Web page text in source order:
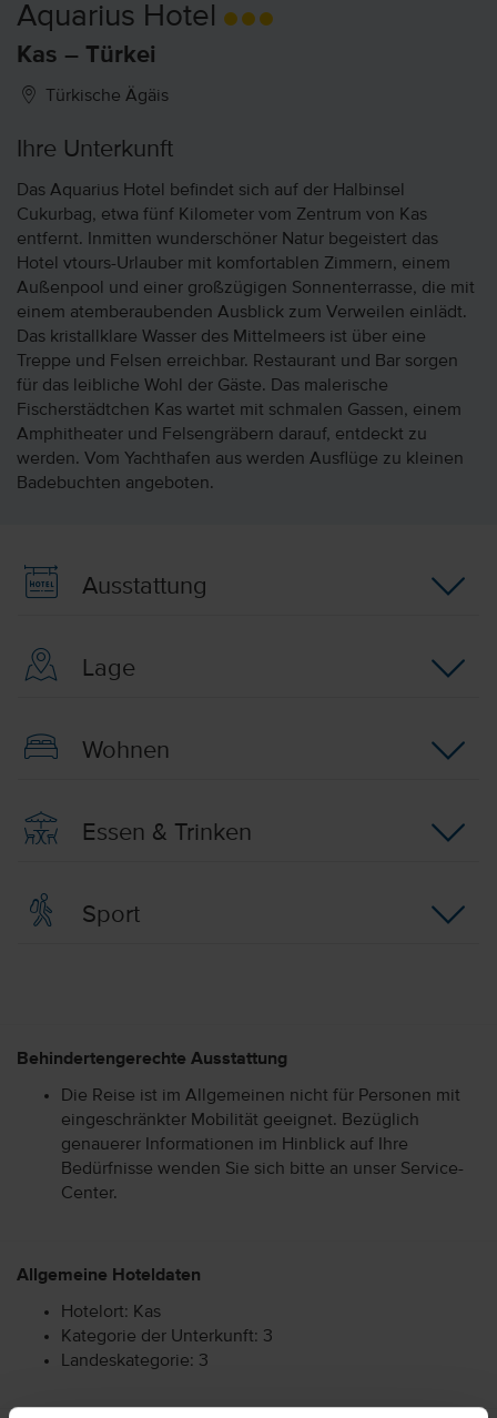
Aquarius Hotel
Kas – Türkei
Türkische Ägäis
Ihre Unterkunft
Das Aquarius Hotel befindet sich auf der Halbinsel
Cukurbag, etwa fünf Kilometer vom Zentrum von Kas
entfernt. Inmitten wunderschöner Natur begeistert das
Hotel vtours-Urlauber mit komfortablen Zimmern, einem
Außenpool und einer großzügigen Sonnenterrasse, die mit
einem atemberaubenden Ausblick zum Verweilen einlädt.
Das kristallklare Wasser des Mittelmeers ist über eine
Treppe und Felsen erreichbar. Restaurant und Bar sorgen
für das leibliche Wohl der Gäste. Das malerische
Fischerstädtchen Kas wartet mit schmalen Gassen, einem
Amphitheater und Felsengräbern darauf, entdeckt zu
werden. Vom Yachthafen aus werden Ausflüge zu kleinen
Badebuchten angeboten.
Ausstattung
Lage
Wohnen
Essen & Trinken
Sport
Behindertengerechte Ausstattung
Die Reise ist im Allgemeinen nicht für Personen mit
eingeschränkter Mobilität geeignet. Bezüglich
genauerer Informationen im Hinblick auf Ihre
Bedürfnisse wenden Sie sich bitte an unser Service-
Center.
Allgemeine Hoteldaten
Hotelort: Kas
Kategorie der Unterkunft: 3
Landeskategorie: 3